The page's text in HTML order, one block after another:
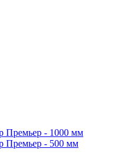
Премьер - 1000 мм
Премьер - 500 мм